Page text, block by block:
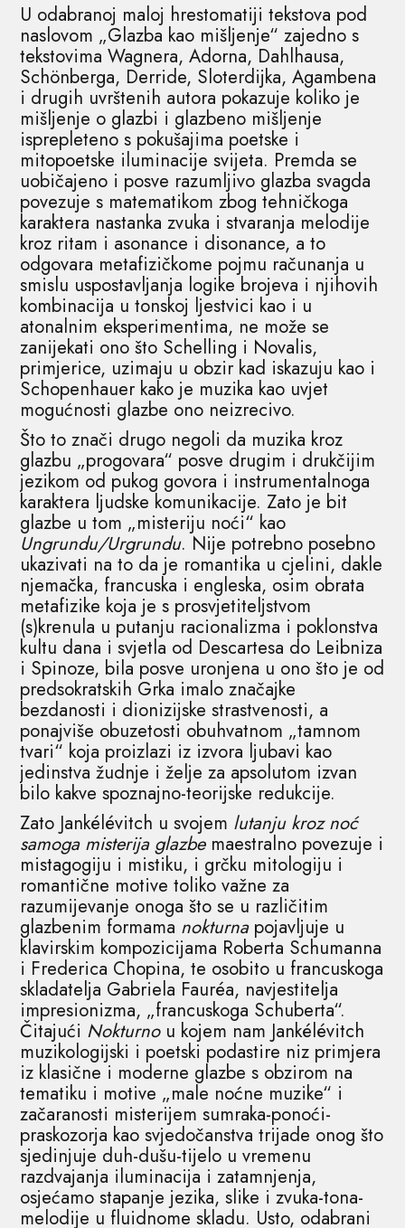
U odabranoj maloj hrestomatiji tekstova pod
naslovom „Glazba kao mišljenje“ zajedno s
tekstovima Wagnera, Adorna, Dahlhausa,
Schönberga, Derride, Sloterdijka, Agambena
i drugih uvrštenih autora pokazuje koliko je
mišljenje o glazbi i glazbeno mišljenje
isprepleteno s pokušajima poetske i
mitopoetske iluminacije svijeta. Premda se
uobičajeno i posve razumljivo glazba svagda
povezuje s matematikom zbog tehničkoga
karaktera nastanka zvuka i stvaranja melodije
kroz ritam i asonance i disonance, a to
odgovara metafizičkome pojmu računanja u
smislu uspostavljanja logike brojeva i njihovih
kombinacija u tonskoj ljestvici kao i u
atonalnim eksperimentima, ne može se
zanijekati ono što Schelling i Novalis,
primjerice, uzimaju u obzir kad iskazuju kao i
Schopenhauer kako je muzika kao uvjet
mogućnosti glazbe ono neizrecivo.
Što to znači drugo negoli da muzika kroz
glazbu „progovara“ posve drugim i drukčijim
jezikom od pukog govora i instrumentalnoga
karaktera ljudske komunikacije. Zato je bit
glazbe u tom „misteriju noći“ kao
Ungrundu/Urgrundu. Nije potrebno posebno
ukazivati na to da je romantika u cjelini, dakle
njemačka, francuska i engleska, osim obrata
metafizike koja je s prosvjetiteljstvom
(s)krenula u putanju racionalizma i poklonstva
kultu dana i svjetla od Descartesa do Leibniza
i Spinoze, bila posve uronjena u ono što je od
predsokratskih Grka imalo značajke
bezdanosti i dionizijske strastvenosti, a
ponajviše obuzetosti obuhvatnom „tamnom
tvari“ koja proizlazi iz izvora ljubavi kao
jedinstva žudnje i želje za apsolutom izvan
bilo kakve spoznajno-teorijske redukcije.
Zato Jankélévitch u svojem lutanju kroz noć
samoga misterija glazbe maestralno povezuje i
mistagogiju i mistiku, i grčku mitologiju i
romantične motive toliko važne za
razumijevanje onoga što se u različitim
glazbenim formama nokturna pojavljuje u
klavirskim kompozicijama Roberta Schumanna
i Frederica Chopina, te osobito u francuskoga
skladatelja Gabriela Fauréa, navjestitelja
impresionizma, „francuskoga Schuberta“.
Čitajući Nokturno u kojem nam Jankélévitch
muzikologijski i poetski podastire niz primjera
iz klasične i moderne glazbe s obzirom na
tematiku i motive „male noćne muzike“ i
začaranosti misterijem sumraka-ponoći-
praskozorja kao svjedočanstva trijade onog što
sjedinjuje duh-dušu-tijelo u vremenu
razdvajanja iluminacija i zatamnjenja,
osjećamo stapanje jezika, slike i zvuka-tona-
melodije u fluidnome skladu. Usto, odabrani